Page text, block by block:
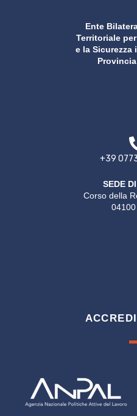
Ente
Territoriale
e la Sicurezza
+39
SEDE
Corso della